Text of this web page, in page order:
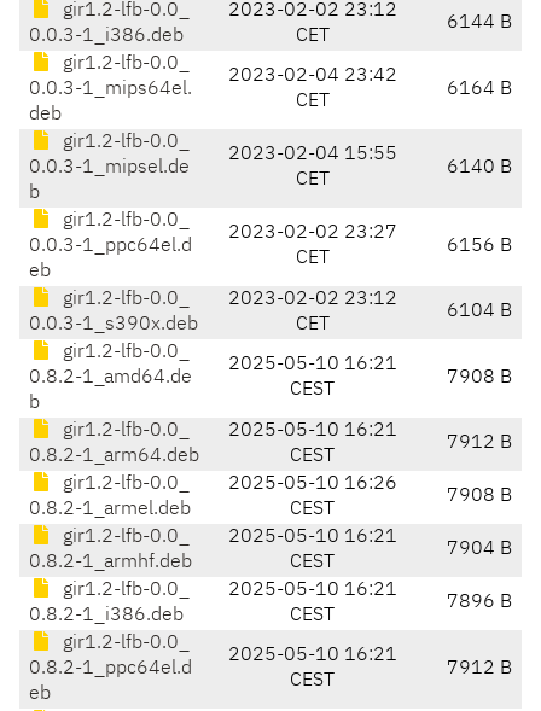
gir1.2-lfb-0.0_
0.0.3-1_i386.deb
2023-02-02 23:12
CET
6144 B
gir1.2-lfb-0.0_
0.0.3-1_mips64el.
deb
2023-02-04 23:42
CET
6164 B
gir1.2-lfb-0.0_
0.0.3-1_mipsel.de
b
2023-02-04 15:55
CET
6140 B
gir1.2-lfb-0.0_
0.0.3-1_ppc64el.d
eb
2023-02-02 23:27
CET
6156 B
gir1.2-lfb-0.0_
0.0.3-1_s390x.deb
2023-02-02 23:12
CET
6104 B
gir1.2-lfb-0.0_
0.8.2-1_amd64.de
b
2025-05-10 16:21
CEST
7908 B
gir1.2-lfb-0.0_
0.8.2-1_arm64.deb
2025-05-10 16:21
CEST
7912 B
gir1.2-lfb-0.0_
0.8.2-1_armel.deb
2025-05-10 16:26
CEST
7908 B
gir1.2-lfb-0.0_
0.8.2-1_armhf.deb
2025-05-10 16:21
CEST
7904 B
gir1.2-lfb-0.0_
0.8.2-1_i386.deb
2025-05-10 16:21
CEST
7896 B
gir1.2-lfb-0.0_
0.8.2-1_ppc64el.d
eb
2025-05-10 16:21
CEST
7912 B